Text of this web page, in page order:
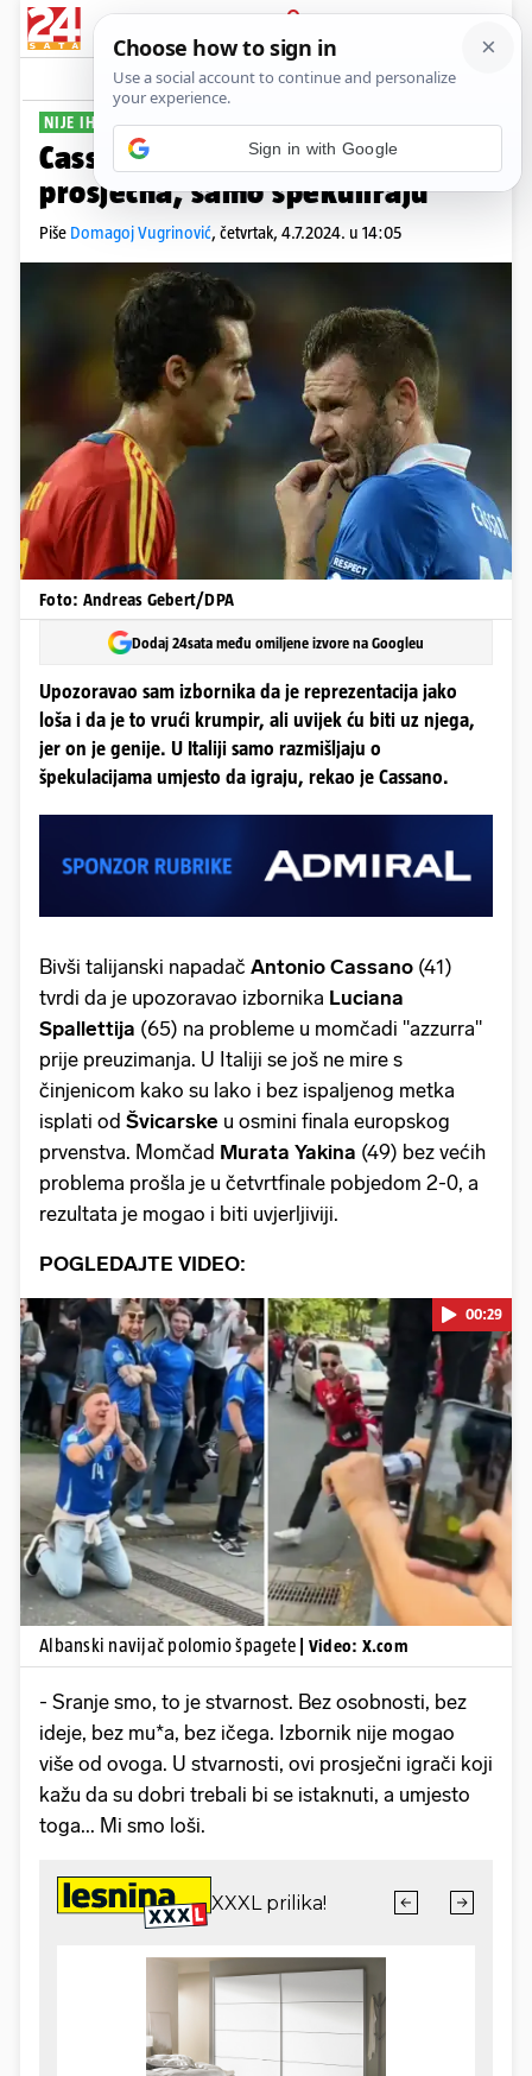
PRIJAVA
Sport Komentari
NIJE IH ŠTEDIO
Cassano sasuo 'paljbu': Italija je
prosječna, samo špekuliraju
Piše Domagoj Vugrinović, četvrtak, 4.7.2024. u 14:05
Foto: Andreas Gebert/DPA
Dodaj 24sata među omiljene izvore na Googleu
Upozoravao sam izbornika da je reprezentacija jako
loša i da je to vrući krumpir, ali uvijek ću biti uz njega,
jer on je genije. U Italiji samo razmišljaju o
špekulacijama umjesto da igraju, rekao je Cassano.
Bivši talijanski napadač Antonio Cassano (41)
tvrdi da je upozoravao izbornika Luciana
Spallettija (65) na probleme u momčadi "azzurra"
prije preuzimanja. U Italiji se još ne mire s
činjenicom kako su lako i bez ispaljenog metka
isplati od Švicarske u osmini finala europskog
prvenstva. Momčad Murata Yakina (49) bez većih
problema prošla je u četvrtfinale pobjedom 2-0, a
rezultata je mogao i biti uvjerljiviji.
POGLEDAJTE VIDEO:
Pokretanje videa...
00:29
Albanski navijač polomio špagete | Video: X.com
- Sranje smo, to je stvarnost. Bez osobnosti, bez
ideje, bez mu*a, bez ičega. Izbornik nije mogao
više od ovoga. U stvarnosti, ovi prosječni igrači koji
kažu da su dobri trebali bi se istaknuti, a umjesto
toga... Mi smo loši.
Sign in with Google